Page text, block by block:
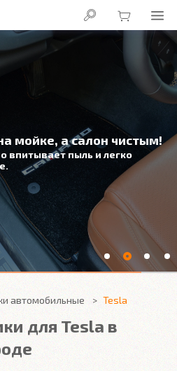
защитит
ковриком
автомобильные Tesla
для Tesla в